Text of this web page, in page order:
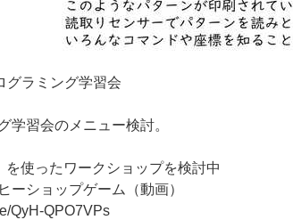
グラ ミ ング学習会
学習会の メ ニ ュ ー検討。
を使った ワーク シ ョ ップを検討中
ヒ ーシ ョ ップゲー ム （動画）
e/QyH-QPO7VPs